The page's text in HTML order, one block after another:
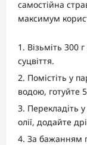
самостійна
максимум
Візьміть 300
суцвіття.
Помістіть у
водою, готуйте
Перекладіть
олії, додайте
За бажанням